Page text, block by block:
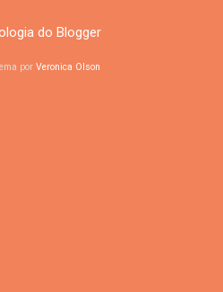
do Blogger
por Veronica Olson